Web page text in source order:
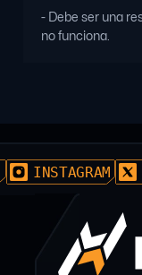
- Debe ser una
no funciona.
INSTAGRAM